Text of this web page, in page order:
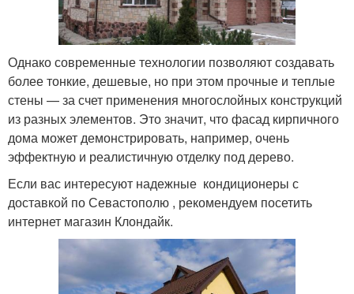
Однако современные технологии позволяют создавать
более тонкие, дешевые, но при этом прочные и теплые
стены — за счет применения многослойных конструкций
из разных элементов. Это значит, что фасад кирпичного
дома может демонстрировать, например, очень
эффектную и реалистичную отделку под дерево.
Если вас интересуют надежные кондиционеры с
доставкой по Севастополю , рекомендуем посетить
интернет магазин Клондайк.